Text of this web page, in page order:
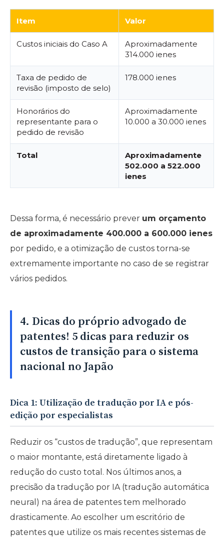
Item Valor
Custos iniciais do Caso A
Aproximadamente
314.000 ienes
Taxa de pedido de
revisão (imposto de selo)
178.000 ienes
Honorários do
representante para o
pedido de revisão
Aproximadamente
10.000 a 30.000 ienes
Total
Aproximadamente
502.000 a 522.000
ienes
Dessa forma, é necessário prever um orçamento
de aproximadamente 400.000 a 600.000 ienes
por pedido, e a otimização de custos torna-se
extremamente importante no caso de se registrar
vários pedidos.
4. Dicas do próprio advogado de
patentes! 5 dicas para reduzir os
custos de transição para o sistema
nacional no Japão
Dica 1: Utilização de tradução por IA e pós-
edição por especialistas
Reduzir os “custos de tradução”, que representam
o maior montante, está diretamente ligado à
redução do custo total. Nos últimos anos, a
precisão da tradução por IA (tradução automática
neural) na área de patentes tem melhorado
drasticamente. Ao escolher um escritório de
patentes que utilize os mais recentes sistemas de